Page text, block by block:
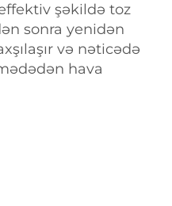
şəkildə toz
sonra yenidən
və nəticədə
hava